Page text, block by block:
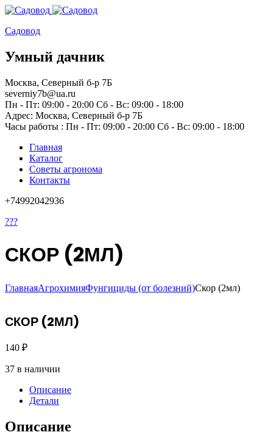
Садовод
Умный дачник
Москва, Северный б-р 7Б
severniy7b@ua.ru
Пн - Пт: 09:00 - 20:00 Сб - Вс: 09:00 - 18:00
Адрес: Москва, Северный б-р 7Б
Часы работы : Пн - Пт: 09:00 - 20:00 Сб - Вс: 09:00 - 18:00
Главная
Каталог
Советы агронома
Контакты
+74992042936
???
СКОР (2МЛ)
ГлавнаяАгрохимияФунгициды (от болезний)Скор (2мл)
СКОР (2МЛ)
140 ₽
37 в наличии
Описание
Детали
Описание